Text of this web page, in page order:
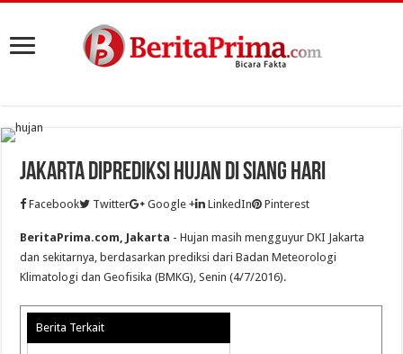
Jakarta Diprediksi Hujan Di Siang Hari
Facebook Twitter Google + LinkedIn Pinterest
BeritaPrima.com, Jakarta - Hujan masih mengguyur DKI Jakarta
dan sekitarnya, berdasarkan prediksi dari Badan Meteorologi
Klimatologi dan Geofisika (BMKG), Senin (4/7/2016).
Berita Terkait